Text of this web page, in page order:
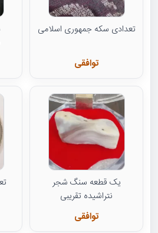
تعدادی سکه جمهوری اسلامی
توافقی
یک قطعه سنگ شجر
نتراشیده تقریبی
توافقی